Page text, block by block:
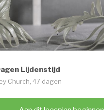
Lijdenstijd
Church, 47 dagen